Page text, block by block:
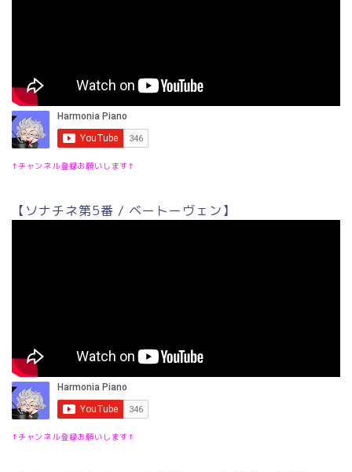
↑チャンネル登録お願いします↑
【ソナチネ第5番 / ベートーヴェン】
↑チャンネル登録お願いします↑